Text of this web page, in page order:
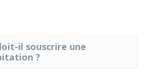
il souscrire une
?